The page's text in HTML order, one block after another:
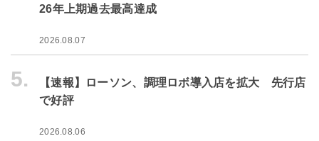
26年上期過去最高達成
2026.08.07
5.
【速報】ローソン、調理ロボ導入店を拡大 先行店
で好評
2026.08.06